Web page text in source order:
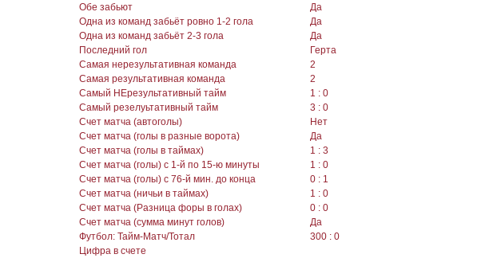
Обе забьют
Да
Одна из команд забьёт ровно 1-2 гола
Да
Одна из команд забьёт 2-3 гола
Да
Последний гол
Герта
Самая нерезультативная команда
2
Самая результативная команда
2
Самый НЕрезультативный тайм
1 : 0
Самый резелуьтативный тайм
3 : 0
Счет матча (автоголы)
Нет
Счет матча (голы в разные ворота)
Да
Счет матча (голы в таймах)
1 : 3
Счет матча (голы) с 1-й по 15-ю минуты
1 : 0
Счет матча (голы) с 76-й мин. до конца
0 : 1
Счет матча (ничьи в таймах)
1 : 0
Счет матча (Разница форы в голах)
0 : 0
Счет матча (сумма минут голов)
Да
Футбол: Тайм-Матч/Тотал
300 : 0
Цифра в счете